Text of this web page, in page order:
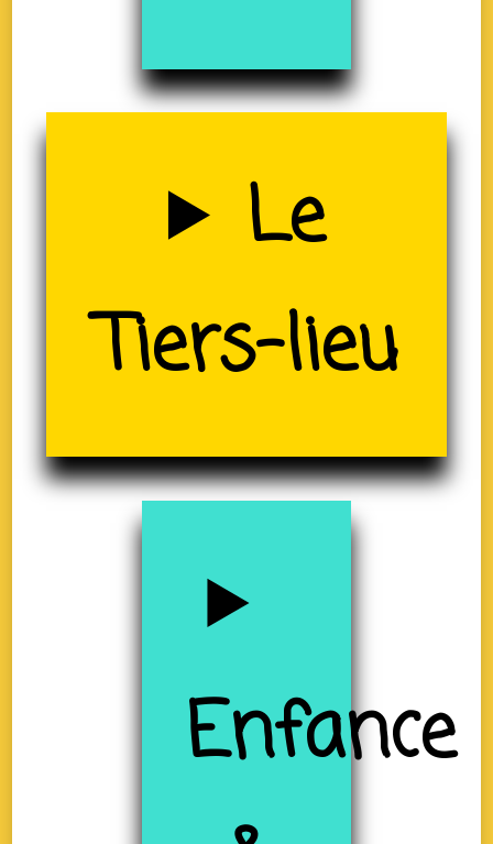
Uzerche
(19)
Le
Tiers-lieu
Enfance